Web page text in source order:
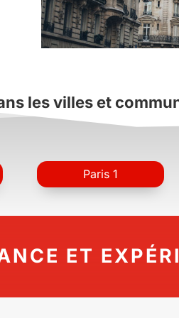
les villes et
Paris 1
ET